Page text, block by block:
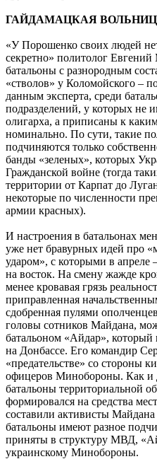
ГАЙДАМАЦКАЯ
«У Порошенко своих людей
секретно» политолог
батальоны с разнородным
«стволов» у Коломойского –
данным эксперта, среди
подразделений, у которых не
олигарха, а приписаны к
номинально. По сути, такие
подчиняются только
банды «зеленых», которых
Гражданской войне (тогда
территории от Карпат до
некоторые по численности
армии красных).
И настроения в батальонах
уже нет бравурных идей про
ударом», с которыми в
на восток. На смену жажде
менее кровавая грязь
приправленная
сдобренная пулями
головы сотников Майдана,
батальоном «Айдар»,
на Донбассе. Его командир
«предательстве» со стороны
офицеров Минобороны. Как и
батальоны территориальной
формировался на средства
составили активисты
батальоны имеют разное
приняты в структуру МВД,
украинскому Минобороны.